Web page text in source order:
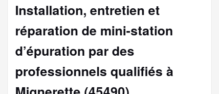
Installation, entretien et
réparation de mini-station
d’épuration par des
professionnels qualifiés à